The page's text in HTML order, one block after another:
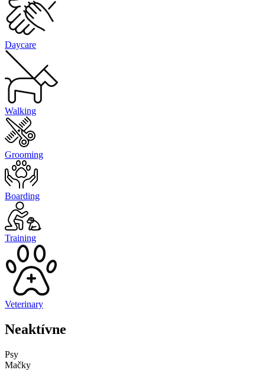
Daycare
Walking
Grooming
Boarding
Training
Veterinary
Neaktívne
Psy
Mačky